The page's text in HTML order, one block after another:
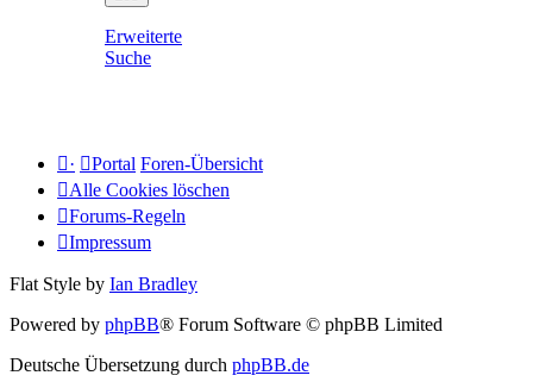
Erweiterte
Suche
· Portal Foren-Übersicht
Alle Cookies löschen
Forums-Regeln
Impressum
Flat Style by Ian Bradley
Powered by phpBB® Forum Software © phpBB Limited
Deutsche Übersetzung durch phpBB.de